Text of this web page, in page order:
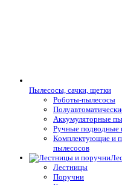
Пылесосы, сачки, щетки
Роботы-пылесосы
Аккумуляторные
Ручные подводные
Комплектующие и
пылесосов
Лестницы
Поручни